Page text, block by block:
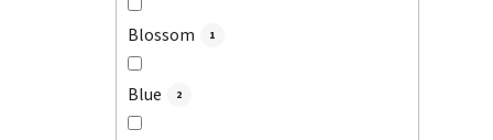
Blossom 1
Blue 2